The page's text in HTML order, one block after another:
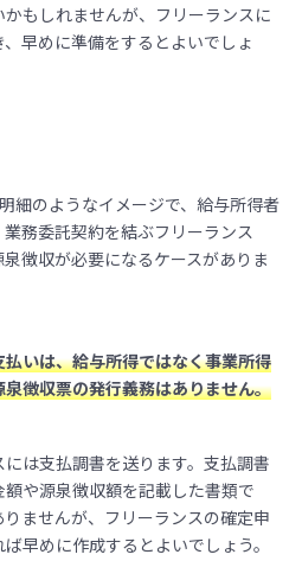
もしれませんが、フリーランスに
早めに準備をするとよいでしょ
細のようなイメージで、給与所得者
務委託契約を結ぶフリーランス
徴収が必要になるケースがありま
いは、給与所得ではなく事業所得
徴収票の発行義務はありません。
は支払調書を送ります。支払調書
や源泉徴収額を記載した書類で
ませんが、フリーランスの確定申
早めに作成するとよいでしょう。